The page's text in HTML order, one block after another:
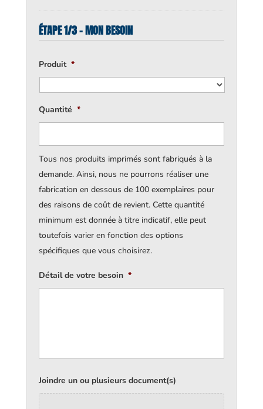
ÉTAPE 1/3 - MON BESOIN
Produit *
Quantité *
Tous nos produits imprimés sont fabriqués à la
demande. Ainsi, nous ne pourrons réaliser une
fabrication en dessous de 100 exemplaires pour
des raisons de coût de revient. Cette quantité
minimum est donnée à titre indicatif, elle peut
toutefois varier en fonction des options
spécifiques que vous choisirez.
Détail de votre besoin *
Joindre un ou plusieurs document(s)